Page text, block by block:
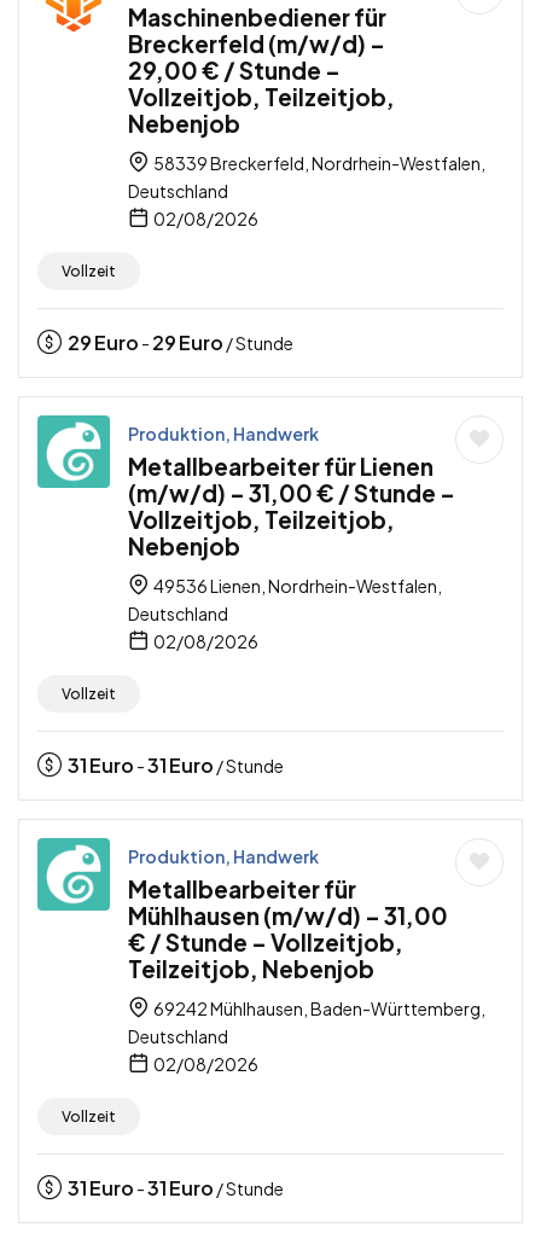
Maschinenbediener für
Breckerfeld (m/w/d) –
29,00 € / Stunde –
Vollzeitjob, Teilzeitjob,
Nebenjob
58339 Breckerfeld, Nordrhein-Westfalen,
Deutschland
02/08/2026
Vollzeit
29Euro - 29Euro / Stunde
Produktion, Handwerk
Metallbearbeiter für Lienen
(m/w/d) – 31,00 € / Stunde –
Vollzeitjob, Teilzeitjob,
Nebenjob
49536 Lienen, Nordrhein-Westfalen,
Deutschland
02/08/2026
Vollzeit
31Euro -31Euro / Stunde
Produktion, Handwerk
Metallbearbeiter für
Mühlhausen (m/w/d) – 31,00
€ / Stunde – Vollzeitjob,
Teilzeitjob, Nebenjob
69242 Mühlhausen, Baden-Württemberg,
Deutschland
02/08/2026
Vollzeit
31Euro -31Euro / Stunde